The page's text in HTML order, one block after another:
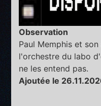
Observation
Paul Memphis et
l'orchestre du labo
ne les entend pas.
Ajoutée le